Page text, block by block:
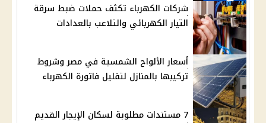
شركات الكهرباء تكثف حملات ضبط سرقة
التيار الكهربائي والتلاعب بالعدادات
أسعار الألواح الشمسية في مصر وشروط
تركيبها بالمنازل لتقليل فاتورة الكهرباء
7 مستندات مطلوبة لسكان الإيجار القديم